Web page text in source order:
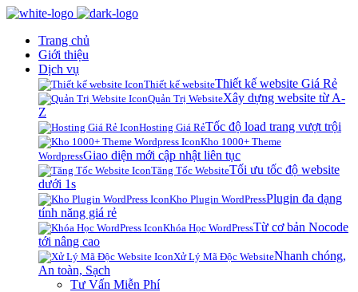
Trang chủ
Giới thiệu
Dịch vụ
Thiết kế websiteThiết kế website Giá Rẻ
Quản Trị WebsiteXây dựng website từ A-
Z
Hosting Giá RẻTốc độ load trang vượt trội
Kho 1000+ Theme
WordpressGiao diện mới cập nhật liên tục
Tăng Tốc WebsiteTối ưu tốc độ website
dưới 1s
Kho Plugin WordPressPlugin đa dạng
tính năng giá rẻ
Khóa Học WordPressTừ cơ bản Nocode
tới nâng cao
Xử Lý Mã Độc WebsiteNhanh chóng,
An toàn, Sạch
Tư Vấn Miễn Phí